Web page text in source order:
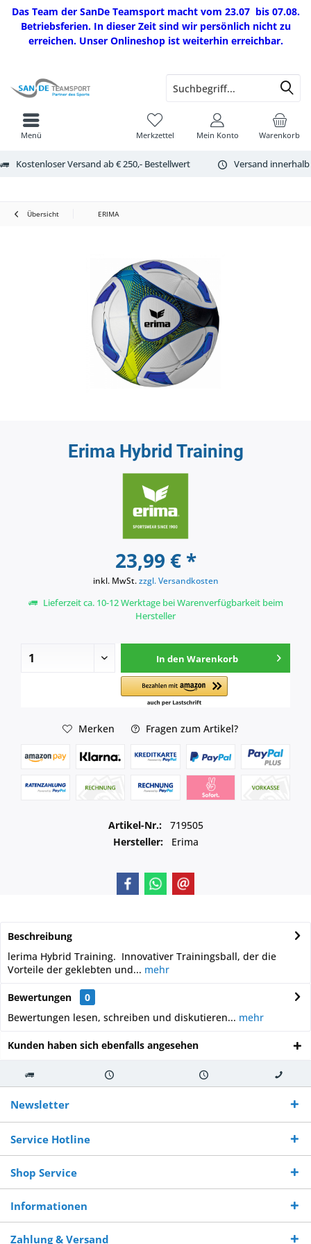
Das Team der SanDe Teamsport macht vom 23.07 bis 07.08.
Betriebsferien. In dieser Zeit sind wir persönlich nicht zu
erreichen. Unser Onlineshop ist weiterhin erreichbar.
Kostenloser Versand ab € 250,- Bestellwert Versand
Warenkorb
Merkzettel Mein Konto
Menü
Übersicht ERIMA
Erima Hybrid Training
23,99 € *
inkl. MwSt.zzgl. Versandkosten
Lieferzeit ca. 10-12 Werktage bei Warenverfügbarkeit beim
Hersteller
In den Warenkorb
Merken Fragen zum Artikel?
Artikel-Nr.:
719505
Hersteller:
Erima
Beschreibung
lerima Hybrid Training. Innovativer Trainingsball, der die
Vorteile der geklebten und... mehr
Bewertungen
0
Bewertungen lesen, schreiben und diskutieren... mehr
Kunden haben sich ebenfalls angesehen
Kostenloser
Versand ab €
250,-
Versand innerhalb von Versand von So erreichen
Sie uns 0160
970 511 90
Newsletter
Service Hotline
Shop Service
Informationen
Zahlung & Versand